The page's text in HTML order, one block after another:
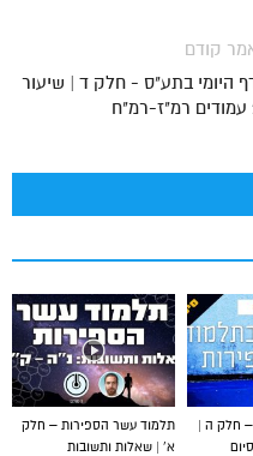
קודם
היומי בתע"ס - חלק ד | שיעור
תלמוד עשר הספירות – חלק
א’ | שאלות ותשובות
– חלק ה |